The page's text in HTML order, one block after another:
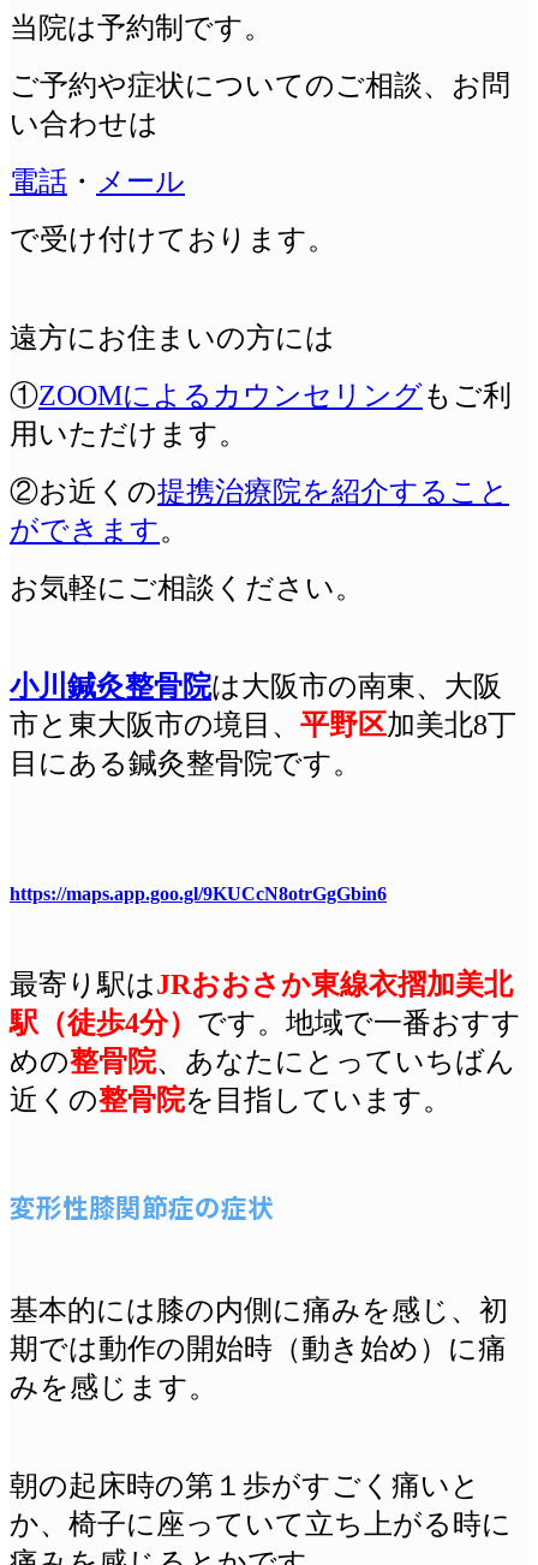
当院は予約制です。
ご予約や症状についてのご相談、 お問
い合わせは
電話 ・ メール
で受け付けております。
遠方にお住まいの方には
①ZOOMによるカウンセリングもご利
用いただけます。
②お近くの提携治療院を紹介すること
ができます。
お気軽にご相談ください。
小川鍼灸整骨院は大阪市の南東、大阪
市と東大阪市の境目、 平野区加美北8丁
目にある鍼灸整骨院です。
https://maps.app.goo.gl/9KUCcN8otrGgGbin6
最寄り駅はJRおおさか東線衣摺加美北
駅（徒歩4分） です。地域で一番おすす
めの整骨院、あなたにとっていちばん
近くの整骨院を目指しています。
変形性膝関節症の症状
基本的には膝の内側に痛みを感じ、初
期では動作の開始時（動き始め）に痛
みを感じます。
朝の起床時の第１歩がすごく痛いと
か、椅子に座っていて立ち上がる時に